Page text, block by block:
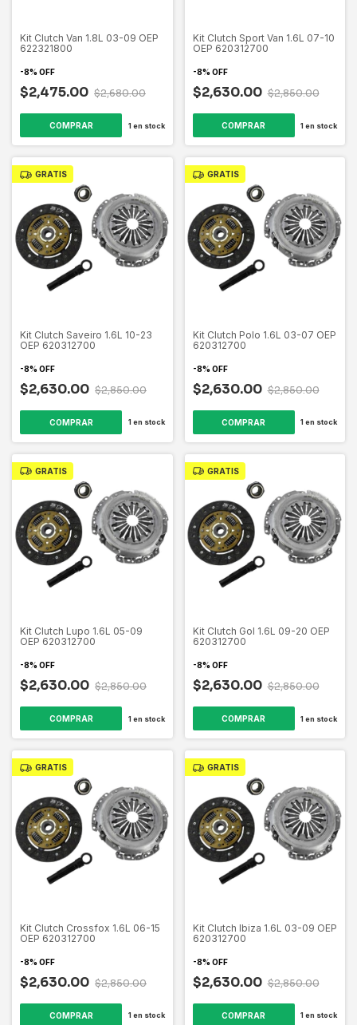
Kit Clutch Van 1.8L 03-09 OEP
622321800
-8% OFF
$2,475.00 $2,680.00
1 en stock
Kit Clutch Sport Van 1.6L 07-10
OEP 620312700
-8% OFF
$2,630.00 $2,850.00
1 en stock
GRATIS
Kit Clutch Saveiro 1.6L 10-23
OEP 620312700
-8% OFF
$2,630.00 $2,850.00
1 en stock
GRATIS
Kit Clutch Polo 1.6L 03-07 OEP
620312700
-8% OFF
$2,630.00 $2,850.00
1 en stock
GRATIS
Kit Clutch Lupo 1.6L 05-09
OEP 620312700
-8% OFF
$2,630.00 $2,850.00
1 en stock
GRATIS
Kit Clutch Gol 1.6L 09-20 OEP
620312700
-8% OFF
$2,630.00 $2,850.00
1 en stock
GRATIS
Kit Clutch Crossfox 1.6L 06-15
OEP 620312700
-8% OFF
$2,630.00 $2,850.00
1 en stock
GRATIS
Kit Clutch Ibiza 1.6L 03-09 OEP
620312700
-8% OFF
$2,630.00 $2,850.00
1 en stock